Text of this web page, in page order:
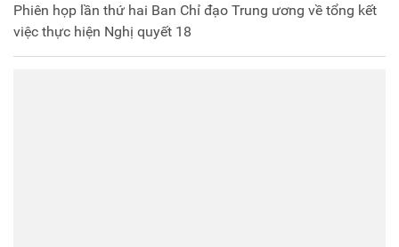
Phiên họp lần thứ hai Ban Chỉ đạo Trung ương về tổng kết
việc thực hiện Nghị quyết 18